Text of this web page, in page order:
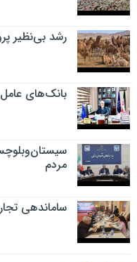
رشد بی‌نظیر
بانک‌های
مردم
ساماندهی